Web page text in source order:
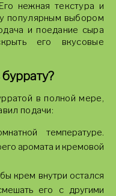
нежная текстура и
популярным выбором
и поедание сыра
его вкусовые
в полной мере,
подачи:
температуре.
аромата и кремовой
крем внутри остался
его с другими